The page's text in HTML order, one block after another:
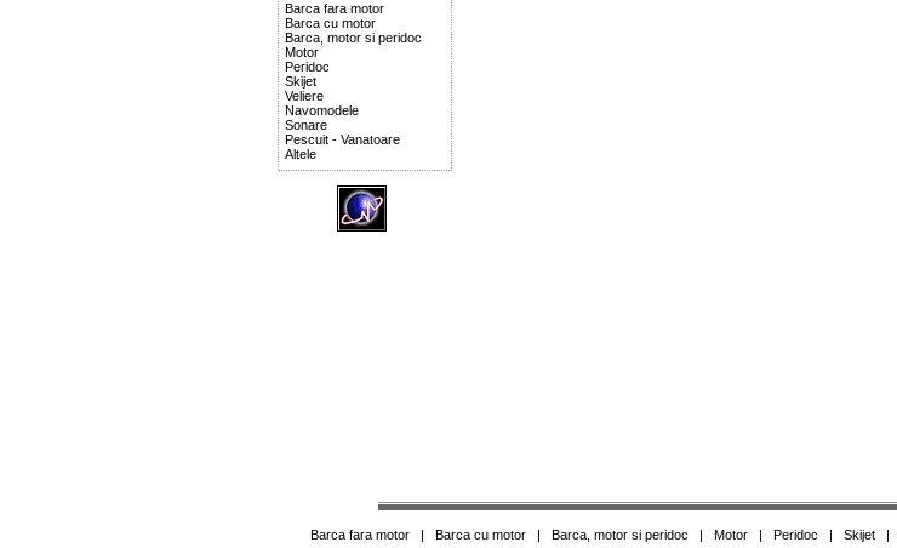
Barca fara motor
Barca cu motor
Barca, motor si peridoc
Motor
Peridoc
Skijet
Veliere
Navomodele
Sonare
Pescuit - Vanatoare
Altele
Barca fara motor| Barca cu motor| Barca, motor si peridoc | Motor| Peridoc | Skijet|